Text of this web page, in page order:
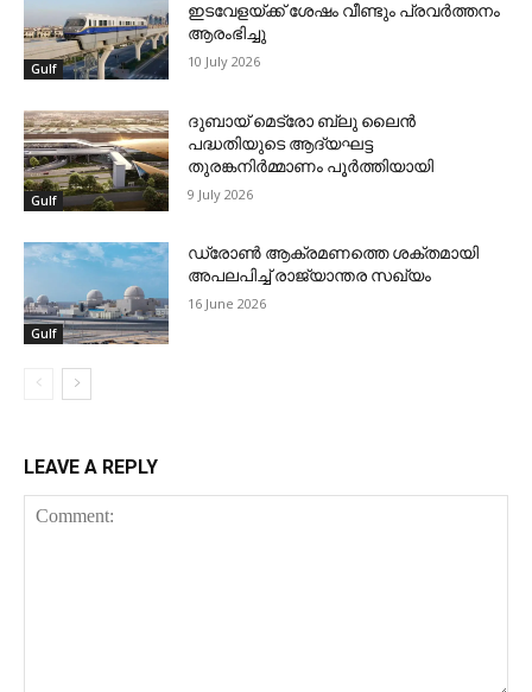
Gulf
ഇടവേളയ്ക്ക് ശേഷം വീണ്ടും പ്രവര്‍ത്തനം
ആരംഭിച്ചു
10 July 2026
Gulf
ദുബായ് മെട്രോ ബ്ലു ലൈന്‍
പദ്ധതിയുടെ ആദ്യഘട്ട
തുരങ്കനിര്‍മ്മാണം പൂര്‍ത്തിയായി
9 July 2026
Gulf
ഡ്രോണ്‍ ആക്രമണത്തെ ശക്തമായി
അപലപിച്ച് രാജ്യാന്തര സഖ്യം
16 June 2026
LEAVE A REPLY